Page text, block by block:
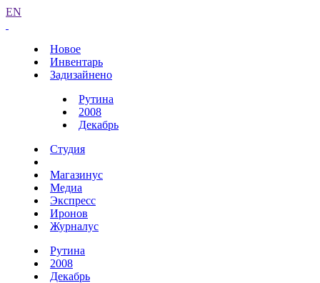
EN
Новое
Инвентарь
Задизайнено
Рутина
2008
Декабрь
Студия
Магазинус
Медиа
Экспресс
Иронов
Журналус
Рутина
2008
Декабрь